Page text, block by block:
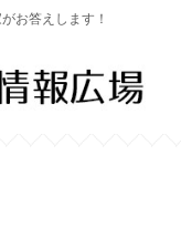
お答えします！